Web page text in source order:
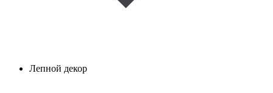
Лепной декор